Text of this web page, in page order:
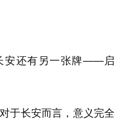
安还有另一张牌——启
于长安而言，意义完全